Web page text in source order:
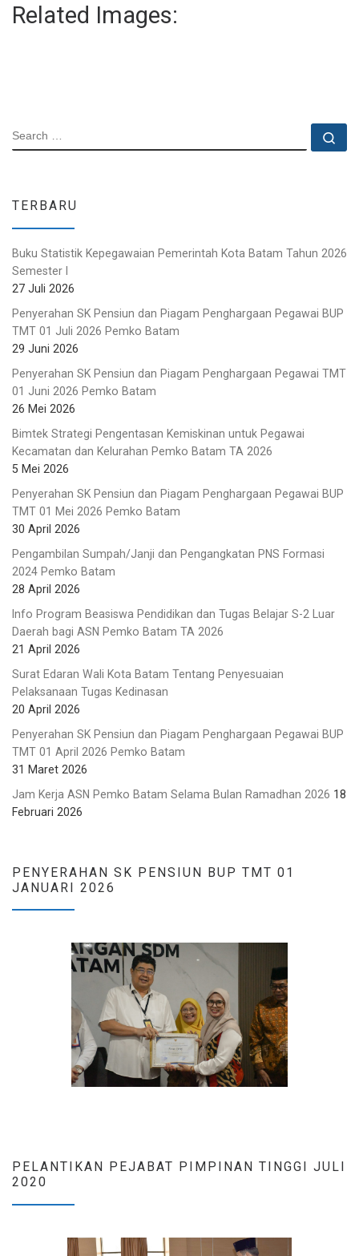
Related Images:
SEARCH
TERBARU
Buku Statistik Kepegawaian Pemerintah Kota Batam Tahun 2026
Semester I
27 Juli 2026
Penyerahan SK Pensiun dan Piagam Penghargaan Pegawai BUP
TMT 01 Juli 2026 Pemko Batam
29 Juni 2026
Penyerahan SK Pensiun dan Piagam Penghargaan Pegawai TMT
01 Juni 2026 Pemko Batam
26 Mei 2026
Bimtek Strategi Pengentasan Kemiskinan untuk Pegawai
Kecamatan dan Kelurahan Pemko Batam TA 2026
5 Mei 2026
Penyerahan SK Pensiun dan Piagam Penghargaan Pegawai BUP
TMT 01 Mei 2026 Pemko Batam
30 April 2026
Pengambilan Sumpah/Janji dan Pengangkatan PNS Formasi
2024 Pemko Batam
28 April 2026
Info Program Beasiswa Pendidikan dan Tugas Belajar S-2 Luar
Daerah bagi ASN Pemko Batam TA 2026
21 April 2026
Surat Edaran Wali Kota Batam Tentang Penyesuaian
Pelaksanaan Tugas Kedinasan
20 April 2026
Penyerahan SK Pensiun dan Piagam Penghargaan Pegawai BUP
TMT 01 April 2026 Pemko Batam
31 Maret 2026
Jam Kerja ASN Pemko Batam Selama Bulan Ramadhan 2026 18
Februari 2026
PENYERAHAN SK PENSIUN BUP TMT 01
JANUARI 2026
PELANTIKAN PEJABAT PIMPINAN TINGGI JULI
2020